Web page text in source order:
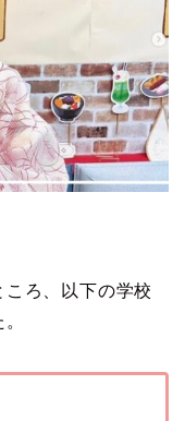
ろ、以下の学校